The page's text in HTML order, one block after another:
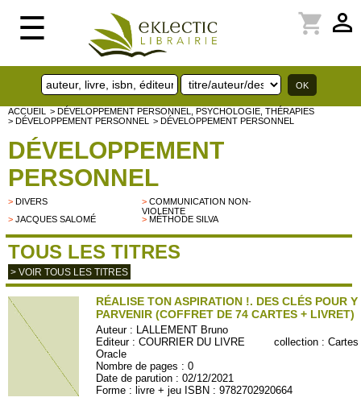
☰ perm_identity
shopping_cart
ACCUEIL
> DÉVELOPPEMENT PERSONNEL, PSYCHOLOGIE, THÉRAPIES
> DÉVELOPPEMENT PERSONNEL
> DÉVELOPPEMENT PERSONNEL
DÉVELOPPEMENT
PERSONNEL
> DIVERS >COMMUNICATION NON-
VIOLENTE
> JACQUES SALOMÉ >MÉTHODE SILVA
TOUS LES TITRES
> VOIR TOUS LES TITRES
RÉALISE TON ASPIRATION !. DES CLÉS POUR Y
PARVENIR (COFFRET DE 74 CARTES + LIVRET)
Auteur : LALLEMENT Bruno
Editeur :COURRIER DU LIVRE collection :Cartes
Oracle
Nombre de pages : 0
Date de parution : 02/12/2021
Forme : livre + jeu ISBN : 9782702920664